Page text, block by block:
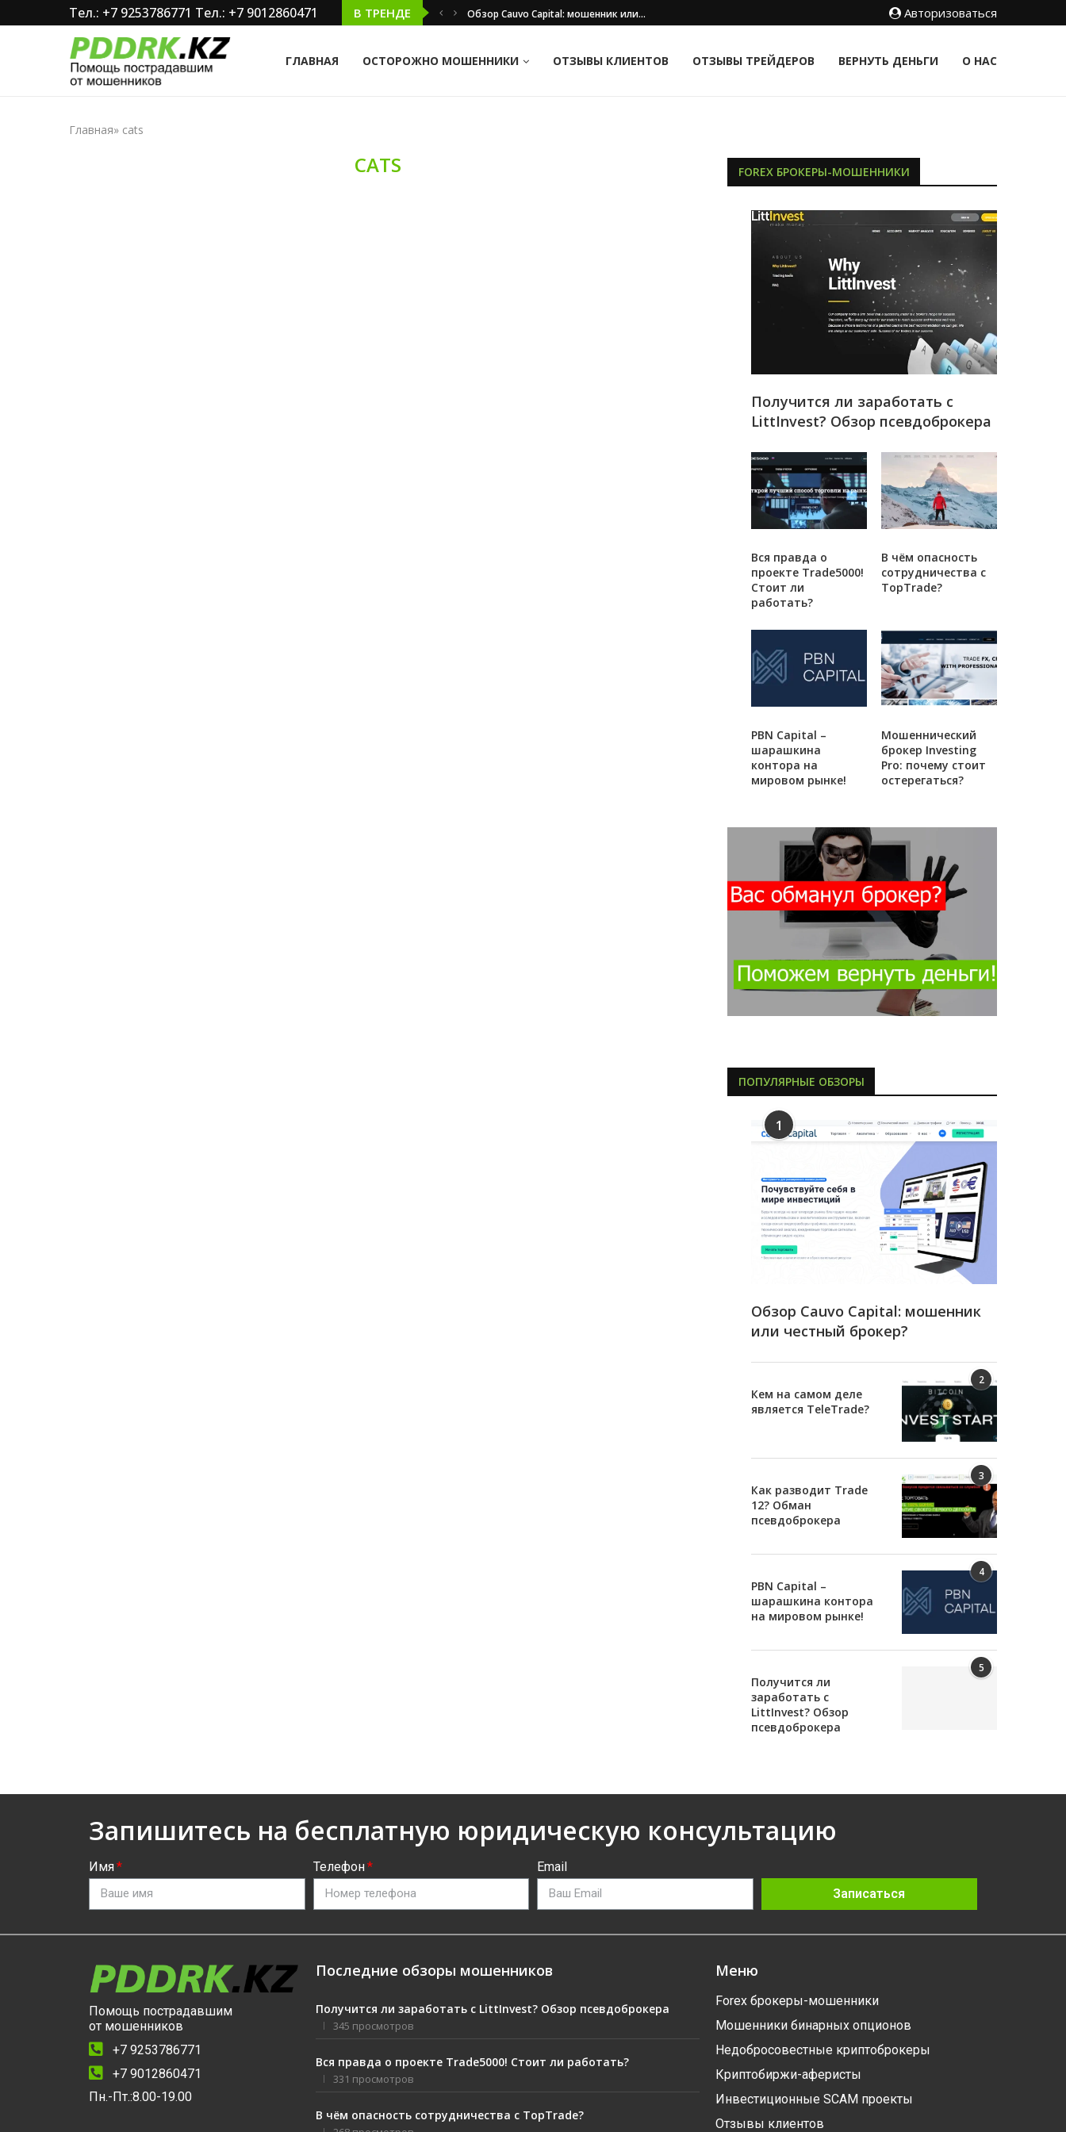
Тел.: +7 9253786771 Тел.: +7 9012860471 В ТРЕНДЕ Обзор Cauvo Capital: мошенник или... Авторизоваться
ГЛАВНАЯ ОСТОРОЖНО МОШЕННИКИ ОТЗЫВЫ КЛИЕНТОВ ОТЗЫВЫ ТРЕЙДЕРОВ ВЕРНУТЬ ДЕНЬГИ О НАС
Главная» cats
CATS FOREX БРОКЕРЫ-МОШЕННИКИ
Получится ли заработать с
LittInvest? Обзор псевдоброкера
Вся правда о
проекте Trade5000!
Стоит ли
работать?
В чём опасность
сотрудничества с
TopTrade?
PBN Capital –
шарашкина
контора на
мировом рынке!
Мошеннический
брокер Investing
Pro: почему стоит
остерегаться?
ПОПУЛЯРНЫЕ ОБЗОРЫ
1
Обзор Cauvo Capital: мошенник
или честный брокер?
2
Кем на самом деле
является TeleTrade?
3
Как разводит Trade
12? Обман
псевдоброкера
4
PBN Capital –
шарашкина контора
на мировом рынке!
5
Получится ли
заработать с
LittInvest? Обзор
псевдоброкера
Запишитесь на бесплатную юридическую консультацию
Имя Телефон
Email
Записаться
Помощь пострадавшим
от мошенников
+7 9253786771
+7 9012860471
Пн.-Пт.:8.00-19.00
Последние обзоры мошенников
Получится ли заработать с LittInvest? Обзор псевдоброкера
345 просмотров
Вся правда о проекте Trade5000! Стоит ли работать?
331 просмотров
В чём опасность сотрудничества с TopTrade?
Меню
Forex брокеры-мошенники
Мошенники бинарных опционов
Недобросовестные криптоброкеры
Криптобиржи-аферисты
Инвестиционные SCAM проекты
Отзывы клиентов